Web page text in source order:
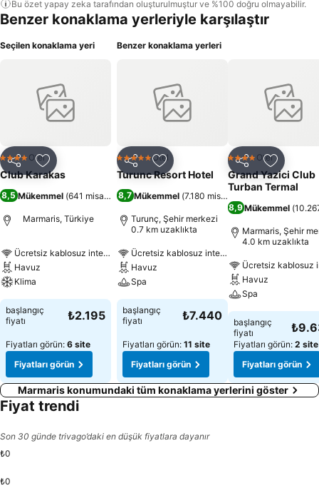
Bu özet yapay zeka tarafından oluşturulmuştur ve %100 doğru olmayabilir.
Benzer konaklama yerleriyle karşılaştır
Seçilen konaklama yeri
Paylaş Favorilerime ekle
4 Yıldız Otel
Club Karakas
8,5 Mükemmel (641 misafir puanı)
Marmaris, Türkiye
Ücretsiz kablosuz internet
Havuz
Klima
başlangıç
fiyatı
₺2.195
Fiyatları görün: 6 site
Fiyatları görün
Benzer konaklama yerleri
Paylaş Favorilerime ekle
5 Yıldız Otel
Turunc Resort Hotel
8,7Mükemmel (7.180 misafir puanı
Turunç, Şehir merkezi
0.7 km uzaklıkta
Ücretsiz kablosuz internet
Havuz
Spa
başlangıç
fiyatı
₺7.440
Fiyatları görün: 11 site
Fiyatları görün
Paylaş
4 Yıldız Otel
Grand Yazici Club
Turban Termal
8,9Mükemmel (
Marmaris, Şehir
4.0 km uzaklıkta
Ücretsiz kablosuz
Havuz
Spa
başlangıç
fiyatı
Fiyatları görün: 2 site
Fiyatları görün
Marmaris konumundaki tüm konaklama yerlerini göster
Fiyat trendi
Son 30 günde trivago’daki en düşük fiyatlara dayanır
₺0
₺0